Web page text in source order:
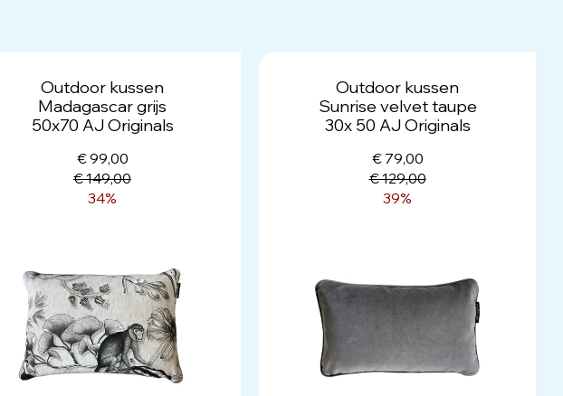
Outdoor kussen
Madagascar grijs
50x70 AJ Originals
€ 99,00
€ 149,00
34%
Outdoor kussen
Sunrise velvet taupe
30x 50 AJ Originals
€ 79,00
€ 129,00
39%